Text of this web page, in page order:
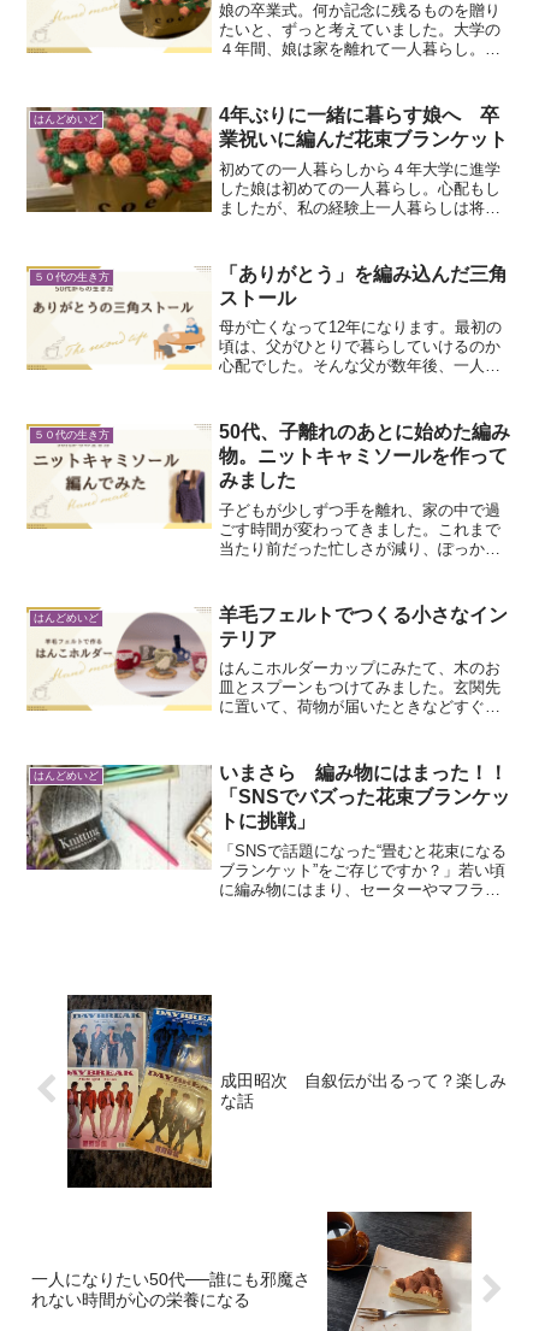
娘の卒業式。何か記念に残るものを贈り
たいと、ずっと考えていました。大学の
４年間、娘は家を離れて一人暮らし。無
っかくなら「その後も使えるもの」がい
いなと思って思いついたの...
はんどめいど
4年ぶりに一緒に暮らす娘へ 卒
業祝いに編んだ花束ブランケット
初めての一人暮らしから４年大学に進学
した娘は初めての一人暮らし。心配もし
ましたが、私の経験上一人暮らしは将来
を見に行き、一日かけてあれやこれやと
揃えました。住むところも...
５０代の生き方
「ありがとう」を編み込んだ三角
ストール
母が亡くなって12年になります。最初の
頃は、父がひとりで暮らしていけるのか
心配でした。そんな父が数年後、一人の
み、季節の花を眺め、何気ない毎日を笑
顔で過ごしてくださって...
５０代の生き方
50代、子離れのあとに始めた編み
物。ニットキャミソールを作って
みました
子どもが少しずつ手を離れ、家の中で過
ごす時間が変わってきました。これまで
当たり前だった忙しさが減り、ぽっかり
→変化この春、高校生の娘が自分の部屋
で寝るようになり、それま...
はんどめいど
羊毛フェルトでつくる小さなイン
テリア
はんこホルダーカップにみたて、木のお
皿とスプーンもつけてみました。玄関先
に置いて、荷物が届いたときなどすぐに
すぎて、一緒についてくるのを防ぐため
に、お皿は木にしてみまし...
はんどめいど
いまさら 編み物にはまった！！
「SNSでバズった花束ブランケッ
トに挑戦」
「SNSで話題になった“畳むと花束になる
ブランケット”をご存じですか？」若い頃
に編み物にはまり、セーターやマフラー
成田昭次 自叙伝が出るって？楽しみ
な話
一人になりたい50代──誰にも邪魔さ
れない時間が心の栄養になる